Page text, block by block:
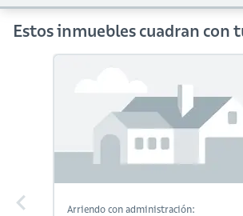
Estos inmuebles cuadran con
Arriendo con administración: